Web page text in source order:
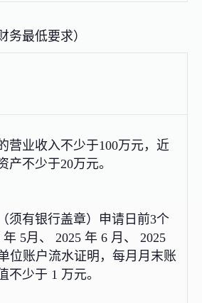
务最低要求）
营业收入不少于100万元，近
产不少于20万元。
须有银行盖章）申请日前3个
年 5月、 2025 年 6 月、 2025
位账户流水证明，每月月末账
不少于 1 万元。